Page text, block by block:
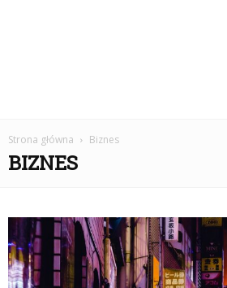
Strona główna Biznes
BIZNES